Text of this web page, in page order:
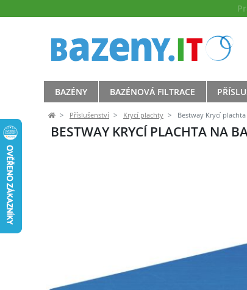
BAZÉNY BAZÉNOVÁ FILTRACE
Příslušenství Krycí plachty Bestway Krycí
BESTWAY KRYCÍ PLACHTA NA